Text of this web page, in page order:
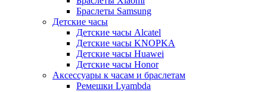
Браслеты Samsung
Детские часы
Детские часы Alcatel
Детские часы KNOPKA
Детские часы Huawei
Детские часы Honor
Аксессуары к часам и браслетам
Ремешки Lyambda